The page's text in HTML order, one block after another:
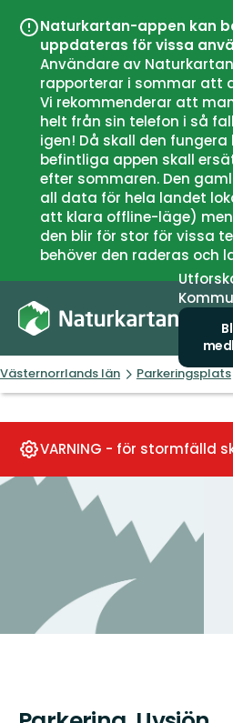
Naturkartan-appen kan
uppdateras för vissa
Användare av
rapporterar i sommar att
Vi rekommenderar att
helt från sin telefon i så
igen! Då skall den fungera
befintliga appen skall
efter sommaren. Den
all data för hela landet
att klara offline-läge)
den blir för stor för vissa
behöver den raderas och
Västernorrlands län Parkeringsplats
VARNING - för stormfälld